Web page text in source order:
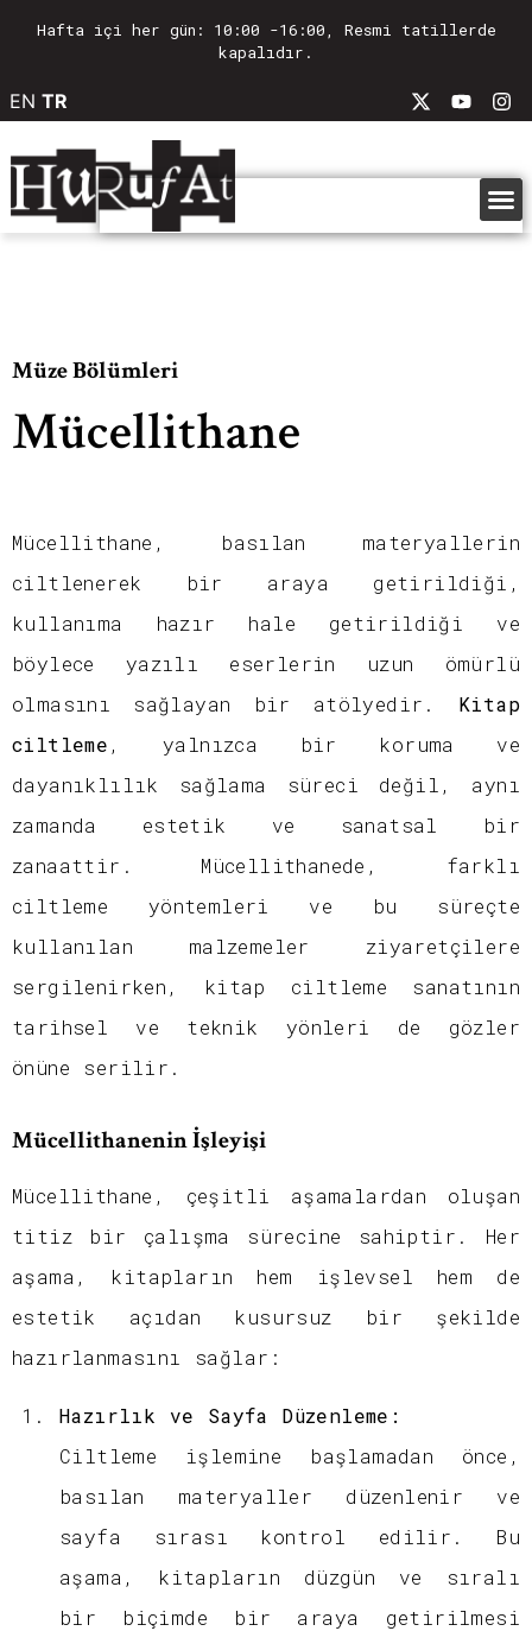
Hafta içi her gün: 10:00 -16:00, Resmi tatillerde
kapalıdır.
EN TR
Müze Bölümleri
Mücellithane
Mücellithane, basılan materyallerin
ciltlenerek bir araya getirildiği,
kullanıma hazır hale getirildiği ve
böylece yazılı eserlerin uzun ömürlü
olmasını sağlayan bir atölyedir. Kitap
ciltleme , yalnızca bir koruma ve
dayanıklılık sağlama süreci değil, aynı
zamanda estetik ve sanatsal bir
zanaattir. Mücellithanede, farklı
ciltleme yöntemleri ve bu süreçte
kullanılan malzemeler ziyaretçilere
sergilenirken, kitap ciltleme sanatının
tarihsel ve teknik yönleri de gözler
önüne serilir.
Mücellithanenin İşleyişi
Mücellithane, çeşitli aşamalardan oluşan
titiz bir çalışma sürecine sahiptir. Her
aşama, kitapların hem işlevsel hem de
estetik açıdan kusursuz bir şekilde
hazırlanmasını sağlar:
Hazırlık ve Sayfa Düzenleme:
Ciltleme işlemine başlamadan önce,
basılan materyaller düzenlenir ve
sayfa sırası kontrol edilir. Bu
aşama, kitapların düzgün ve sıralı
bir biçimde bir araya getirilmesi